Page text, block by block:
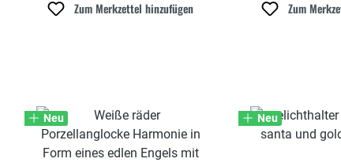
Zum Merkzettel hinzufügen Zum
Neu Neu